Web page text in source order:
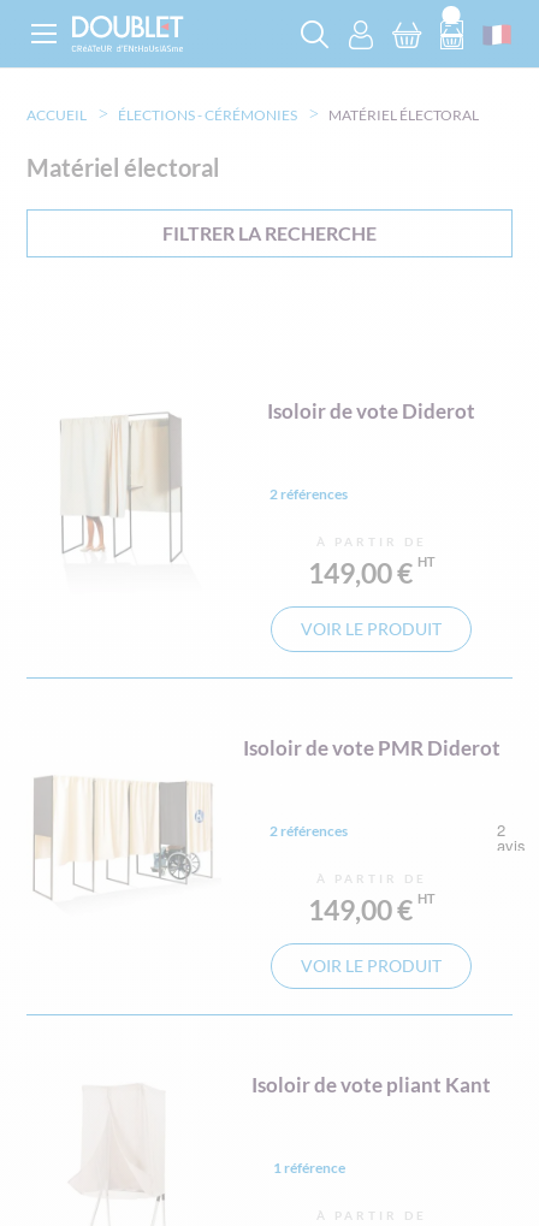
Isoloir de vote Diderot
2 références
À PARTIR DE
149,00 €
VOIR LE PRODUIT
Isoloir de vote PMR Diderot
2 références
À PARTIR DE
149,00 €
VOIR LE PRODUIT
Isoloir de vote pliant Kant
1 référence
À PARTIR DE
ACCUEIL ÉLECTIONS - CÉRÉMONIES MATÉRIEL ÉLECTORAL
Matériel électoral
FILTRER LA RECHERCHE